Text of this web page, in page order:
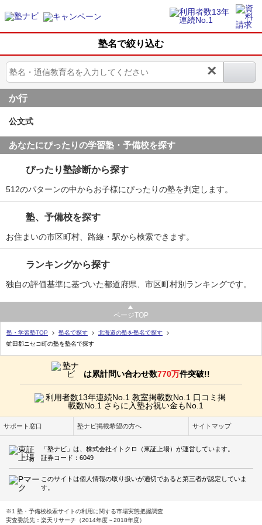
塾名で絞り込む
×
か行
公文式
あなたにぴったりの学習塾・予備校を探す
ぴったり塾診断から探す
512のパターンの中からお子様にぴったりの塾を判定します。
塾、予備校を探す
お住まいの市区町村、路線・駅から検索できます。
ランキングから探す
独自の評価基準に基づいた都道府県、市区町村別ランキングです。
ページTOP
塾・学習塾TOP 塾名で探す
北海道の塾を塾名で探す
虻田郡ニセコ町の塾を塾名で探す
は累計問い合わせ数770万件突破!!
サポート窓口 塾ナビ掲載希望の方へ サイトマップ
「塾ナビ」は、株式会社イトクロ（東証上場）が運営しています。
証券コード：6049
このサイトは個人情報の取り扱いが適切であると第三者が認定していま
す。
※1 塾・予備校検索サイトの利用に関する市場実態把握調査
実査委託先：楽天リサーチ（2014年度～2018年度）